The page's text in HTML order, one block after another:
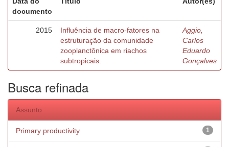
documento
2015
Influência de macro-fatores na
estruturação da comunidade
zooplanctônica em riachos
subtropicais.
Aggio,
Carlos
Eduardo
Gonçalves
Busca refinada
Assunto
1
Primary productivity